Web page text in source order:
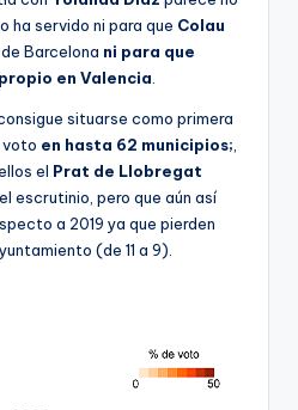
ha servido ni para que Colau
de Barcelona ni para que
en Valencia
situarse como primera
voto en hasta 62 municipios;
el Prat de Llobregat
escrutinio, pero que aún así
a 2019 ya que pierden
(de 11 a 9).